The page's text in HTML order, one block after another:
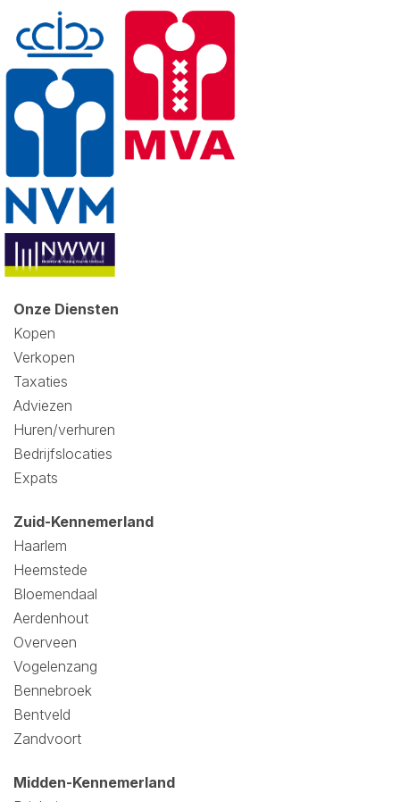
Onze Diensten
Kopen
Verkopen
Taxaties
Adviezen
Huren/verhuren
Bedrijfslocaties
Expats
Zuid-Kennemerland
Haarlem
Heemstede
Bloemendaal
Aerdenhout
Overveen
Vogelenzang
Bennebroek
Bentveld
Zandvoort
Midden-Kennemerland